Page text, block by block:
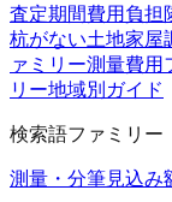
査定期間費用負担
杭がない土地家屋
ァミリー測量費用
リー地域別ガイド
検索語ファミリー
測量・分筆見込み